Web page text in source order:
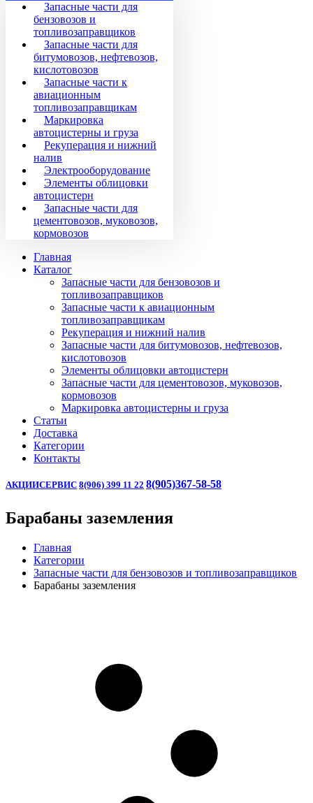
Запасные части для
бензовозов и
топливозаправщиков
Запасные части для
битумовозов, нефтевозов,
кислотовозов
Запасные части к
авиационным
топливозаправщикам
Маркировка
автоцистерны и груза
Рекуперация и нижний
налив
Электрооборудование
Элементы облицовки
автоцистерн
Запасные части для
цементовозов, муковозов,
кормовозов
Главная
Каталог
Запасные части для бензовозов и
топливозаправщиков
Запасные части к авиационным
топливозаправщикам
Рекуперация и нижний налив
Запасные части для битумовозов, нефтевозов,
кислотовозов
Элементы облицовки автоцистерн
Запасные части для цементовозов, муковозов,
кормовозов
Маркировка автоцистерны и груза
Статьи
Доставка
Категории
Контакты
АКЦИИСЕРВИС 8(906) 399 11 22 8(905)367-58-58
Барабаны заземления
Главная
Категории
Запасные части для бензовозов и топливозаправщиков
Барабаны заземления